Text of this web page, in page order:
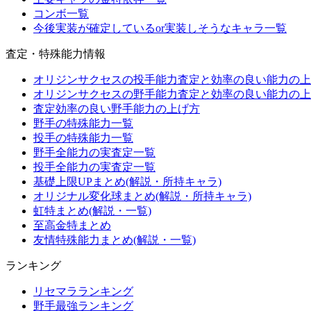
コンボ一覧
今後実装が確定しているor実装しそうなキャラ一覧
査定・特殊能力情報
オリジンサクセスの投手能力査定と効率の良い能力の
オリジンサクセスの野手能力査定と効率の良い能力の
査定効率の良い野手能力の上げ方
野手の特殊能力一覧
投手の特殊能力一覧
野手全能力の実査定一覧
投手全能力の実査定一覧
基礎上限UPまとめ(解説・所持キャラ)
オリジナル変化球まとめ(解説・所持キャラ)
虹特まとめ(解説・一覧)
至高金特まとめ
友情特殊能力まとめ(解説・一覧)
ランキング
リセマラランキング
野手最強ランキング